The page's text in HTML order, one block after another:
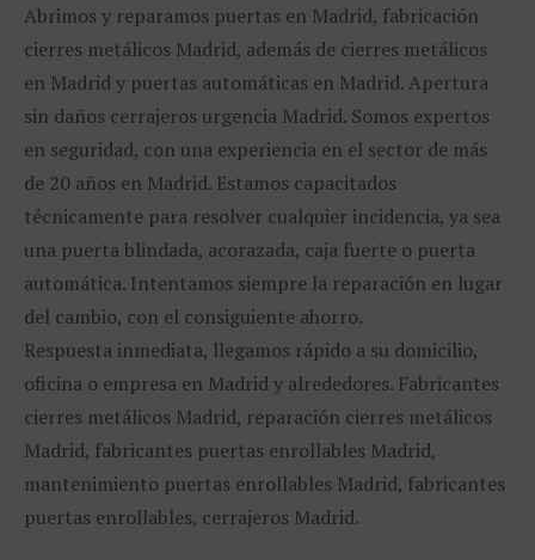
Abrimos y reparamos puertas en Madrid, fabricación
cierres metálicos Madrid, además de cierres metálicos
en Madrid y puertas automáticas en Madrid. Apertura
sin daños cerrajeros urgencia Madrid. Somos expertos
en seguridad, con una experiencia en el sector de más
de 20 años en Madrid. Estamos capacitados
técnicamente para resolver cualquier incidencia, ya sea
una puerta blindada, acorazada, caja fuerte o puerta
automática. Intentamos siempre la reparación en lugar
del cambio, con el consiguiente ahorro.
Respuesta inmediata, llegamos rápido a su domicilio,
oficina o empresa en Madrid y alrededores. Fabricantes
cierres metálicos Madrid, reparación cierres metálicos
Madrid, fabricantes puertas enrollables Madrid,
mantenimiento puertas enrollables Madrid, fabricantes
puertas enrollables, cerrajeros Madrid.